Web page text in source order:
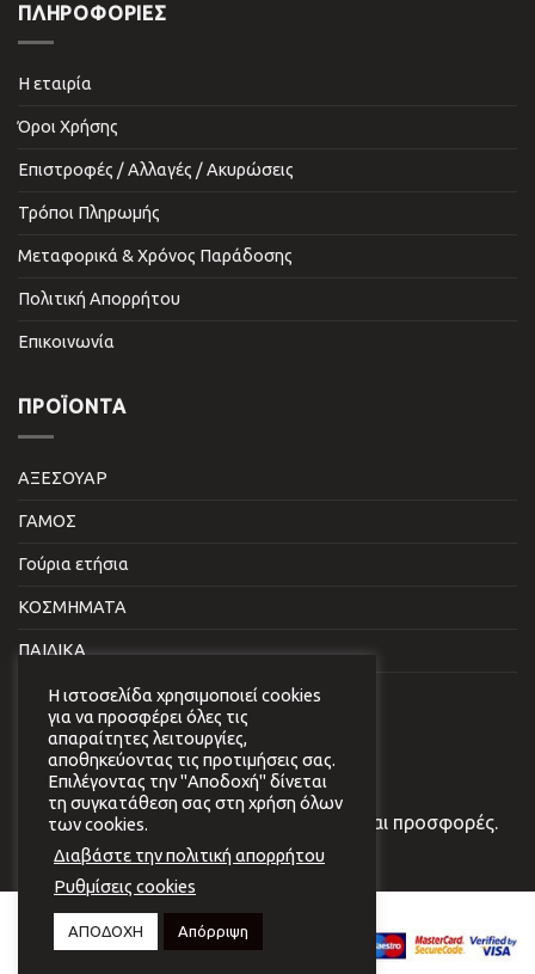
ΠΛΗΡΟΦΟΡΙΕΣ
Η εταιρία
Όροι Χρήσης
Επιστροφές / Αλλαγές / Ακυρώσεις
Τρόποι Πληρωμής
Μεταφορικά & Χρόνος Παράδοσης
Πολιτική Απορρήτου
Επικοινωνία
ΠΡΟΪΌΝΤΑ
ΑΞΕΣΟΥΑΡ
ΓΑΜΟΣ
Γούρια ετήσια
ΚΟΣΜΗΜΑΤΑ
ΠΑΙΔΙΚΑ
ΣΠΙΤΙ & ΓΡΑΦΕΙΟ
NEWSLETTER
Εγγραφείτε στο newsletter μας για νέα και προσφορές.
Copyright 2026 © Virginia
Website developmentby
Η ιστοσελίδα χρησιμοποιεί cookies
για να προσφέρει όλες τις
απαραίτητες λειτουργίες,
αποθηκεύοντας τις προτιμήσεις σας.
Επιλέγοντας την "Αποδοχή" δίνεται
τη συγκατάθεση σας στη χρήση όλων
των cookies.
Διαβάστε την πολιτική απορρήτου
Ρυθμίσεις cookies
ΑΠΟΔΟΧΗ Απόρριψη